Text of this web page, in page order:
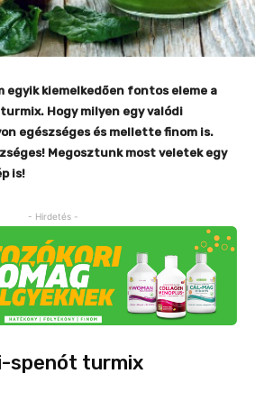
egyik kiemelkedően fontos eleme a
Hogy milyen egy valódi
egészséges és mellette finom is.
Megosztunk most veletek egy
is!
- Hirdetés -
spenót turmix